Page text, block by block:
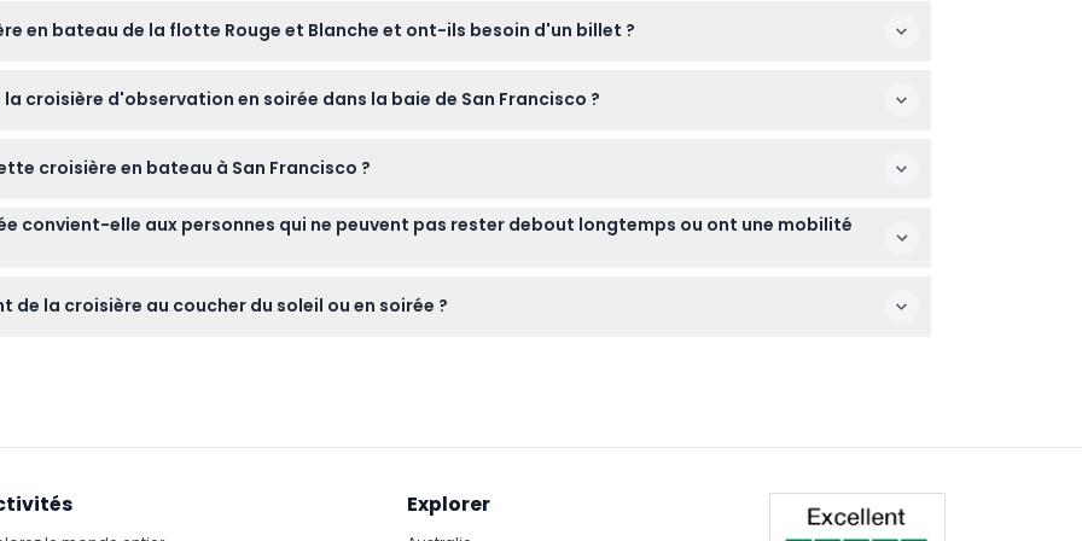
en bateau de la flotte Rouge et Blanche et ont-ils besoin d'un billet ?
pour recevoir un laissez-passer gratuit.
croisière d'observation en soirée dans la baie de San Francisco ?
croisière en bateau à San Francisco ?
votre date de voyage, mais des frais de transfert s'appliqueront. Les annulations hors de ce délai ne
vos plans avant de réserver.
convient-elle aux personnes qui ne peuvent pas rester debout longtemps ou ont une mobilité
la croisière au coucher du soleil ou en soirée ?
Explorer